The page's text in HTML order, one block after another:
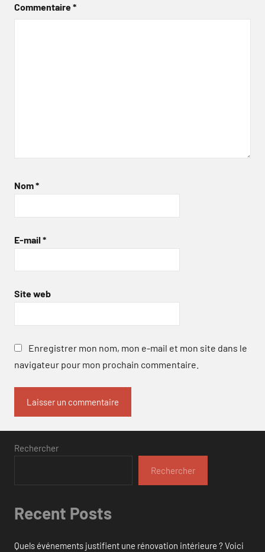
Commentaire*
Nom*
E-mail *
Site web
Enregistrer mon nom, mon e-mail et mon site dans le
navigateur pour mon prochain commentaire.
Rechercher
Rechercher
Recent Posts
Quels événements justifient une rénovation intérieure ? Voici